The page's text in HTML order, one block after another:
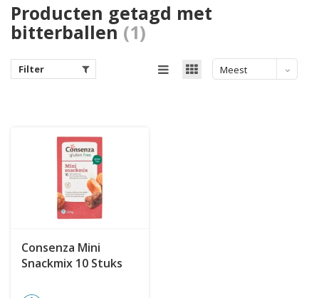
Producten getagd met
bitterballen (1)
Filter
Meest
Consenza Mini
Snackmix 10 Stuks